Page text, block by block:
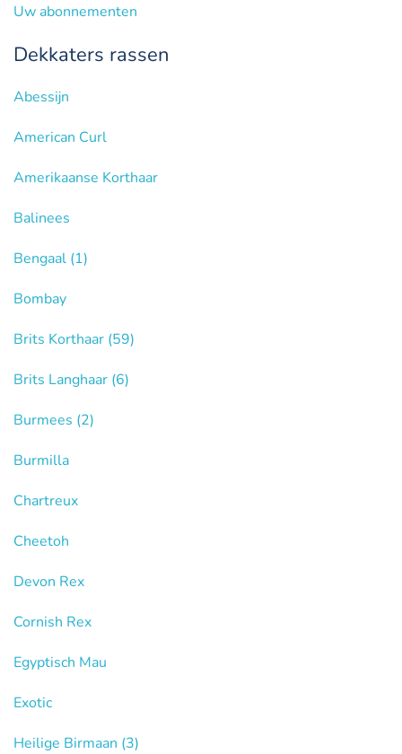
Uw abonnementen
Dekkaters rassen
Abessijn
American Curl
Amerikaanse Korthaar
Balinees
Bengaal (1)
Bombay
Brits Korthaar (59)
Brits Langhaar (6)
Burmees (2)
Burmilla
Chartreux
Cheetoh
Devon Rex
Cornish Rex
Egyptisch Mau
Exotic
Heilige Birmaan (3)